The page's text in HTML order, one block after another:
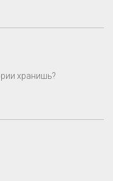
хранишь?